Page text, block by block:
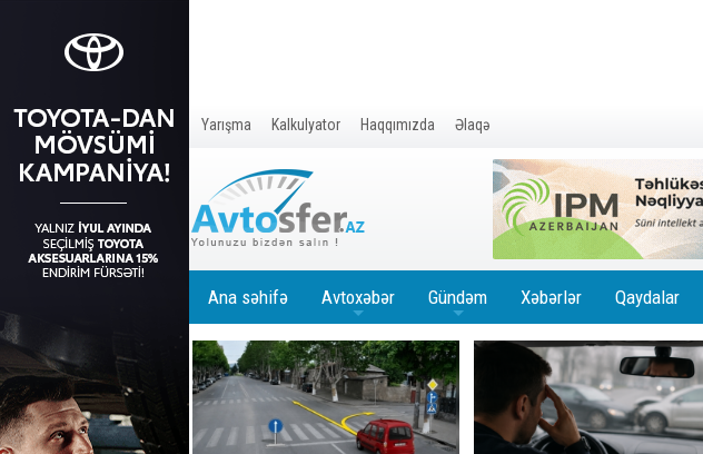
Yarışma Kalkulyator Haqqımızda Əlaqə
Ana səhifə Avtoxəbər Gündəm Xəbərlər Qaydalar